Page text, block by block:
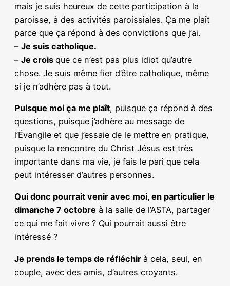
mais je suis heureux de cette participation à la
paroisse, à des activités paroissiales. Ça me plaît
parce que ça répond à des convictions que j’ai.
– Je suis catholique.
– Je crois que ce n’est pas plus idiot qu’autre
chose. Je suis même fier d’être catholique, même
si je n’adhère pas à tout.
Puisque moi ça me plaît, puisque ça répond à des
questions, puisque j’adhère au message de
l’Évangile et que j’essaie de le mettre en pratique,
puisque la rencontre du Christ Jésus est très
importante dans ma vie, je fais le pari que cela
peut intéresser d’autres personnes.
Qui donc pourrait venir avec moi, en particulier le
dimanche 7 octobre à la salle de l’ASTA, partager
ce qui me fait vivre ? Qui pourrait aussi être
intéressé ?
Je prends le temps de réfléchir à cela, seul, en
couple, avec des amis, d’autres croyants.